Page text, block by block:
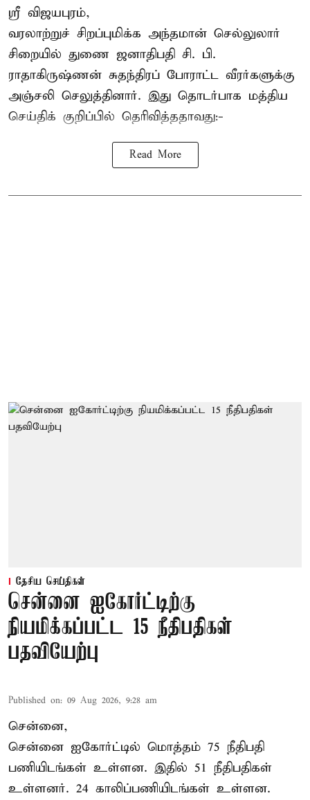
ஸ்ரீ விஜயபுரம்,
வரலாற்றுச் சிறப்புமிக்க அந்தமான் செல்லுலார்
சிறையில் துணை ஜனாதிபதி சி. பி.
ராதாகிருஷ்ணன் சுதந்திரப் போராட்ட வீரர்களுக்கு
அஞ்சலி செலுத்தினார். இது தொடர்பாக மத்திய
செய்திக் குறிப்பில் தெரிவித்ததாவது:-
Read More
தேசிய செய்திகள்
சென்னை ஐகோர்ட்டிற்கு
நியமிக்கப்பட்ட 15 நீதிபதிகள்
பதவியேற்பு
Published on: 09 Aug 2026, 9:28 am
சென்னை,
சென்னை ஐகோர்ட்டில் மொத்தம் 75 நீதிபதி
பணியிடங்கள் உள்ளன. இதில் 51 நீதிபதிகள்
உள்ளனர். 24 காலிப்பணியிடங்கள் உள்ளன.